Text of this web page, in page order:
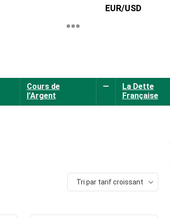
EUR/USD
Cours de
l’Argent
—
La Dette
Française
Tri par tarif croissant